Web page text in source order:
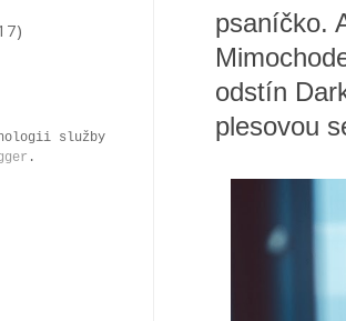
psaníčko.
odstín
plesovou
služby
.